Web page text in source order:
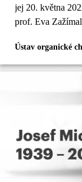
jej 20. května
prof. Eva
Ústav organické